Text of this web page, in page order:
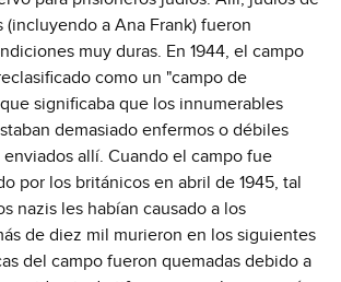
(incluyendo a Ana Frank) fueron
muy duras. En 1944, el campo
como un "campo de
significaba que los innumerables
demasiado enfermos o débiles
enviados allí. Cuando el campo fue
por los británicos en abril de 1945, tal
nazis les habían causado a los
de diez mil murieron en los siguientes
del campo fueron quemadas debido a